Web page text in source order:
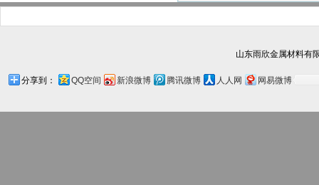
山东雨欣金属材料有
分享到： QQ空间 新浪微博 腾讯微博 人人网 网易微博